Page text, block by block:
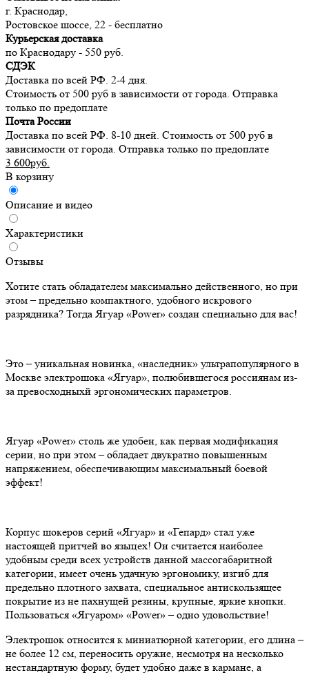
г. Краснодар,
Ростовское шоссе, 22 - бесплатно
Курьерская доставка
по Краснодару - 550 руб.
СДЭК
Доставка по всей РФ. 2-4 дня.
Стоимость от 500 руб в зависимости от города. Отправка
только по предоплате
Почта России
Доставка по всей РФ. 8-10 дней. Стоимость от 500 руб в
зависимости от города. Отправка только по предоплате
3 600руб.
В корзину
Описание и видео
Характеристики
Отзывы
Хотите стать обладателем максимально действенного, но при
этом – предельно компактного, удобного искрового
разрядника? Тогда Ягуар «Power» создан специально для вас!
Это – уникальная новинка, «наследник» ультрапопулярного в
Москве электрошока «Ягуар», полюбившегося россиянам из-
за превосходныхй эргономических параметров.
Ягуар «Power» столь же удобен, как первая модификация
серии, но при этом – обладает двукратно повышенным
напряжением, обеспечивающим максимальный боевой
эффект!
Корпус шокеров серий «Ягуар» и «Гепард» стал уже
настоящей притчей во языцех! Он считается наиболее
удобным среди всех устройств данной массогабаритной
категории, имеет очень удачную эргономику, изгиб для
предельно плотного захвата, специальное антискользящее
покрытие из не пахнущей резины, крупные, яркие кнопки.
Пользоваться «Ягуаром» «Power» – одно удовольствие!
Электрошок относится к миниатюрной категории, его длина –
не более 12 см, переносить оружие, несмотря на несколько
нестандартную форму, будет удобно даже в кармане, а